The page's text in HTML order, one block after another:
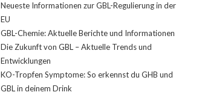
Neueste Informationen zur GBL-Regulierung in der
EU
GBL-Chemie: Aktuelle Berichte und Informationen
Die Zukunft von GBL – Aktuelle Trends und
Entwicklungen
KO-Tropfen Symptome: So erkennst du GHB und
GBL in deinem Drink